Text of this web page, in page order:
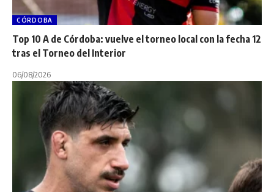
CÓRDOBA
Top 10 A de Córdoba: vuelve el torneo local con la fecha 12
tras el Torneo del Interior
06/08/2026